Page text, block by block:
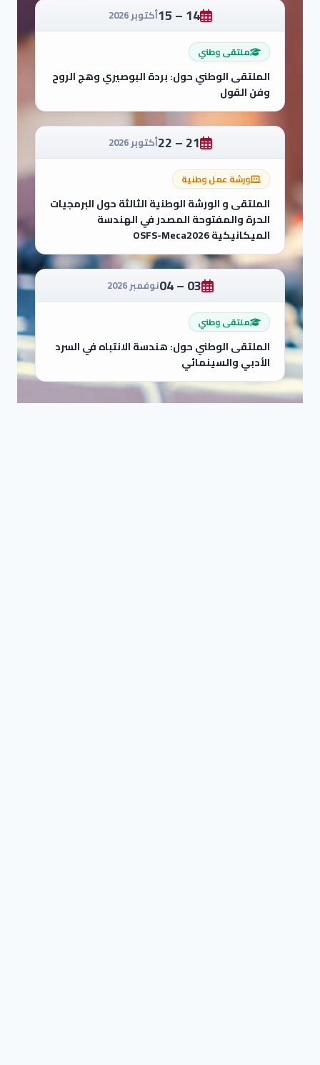
14 – 15 أكتوبر 2026
ملتقى وطني
الملتقى الوطني حول: بردة البوصيري وهج الروح
وفن القول
21 – 22 أكتوبر 2026
ورشة عمل وطنية
الملتقى و الورشة الوطنية الثالثة حول البرمجيات
الحرة والمفتوحة المصدر في الهندسة
الميكانيكية OSFS-Meca2026
03 – 04 نوفمبر 2026
ملتقى وطني
الملتقى الوطني حول: هندسة الانتباه في السرد
الأدبي والسينمائي